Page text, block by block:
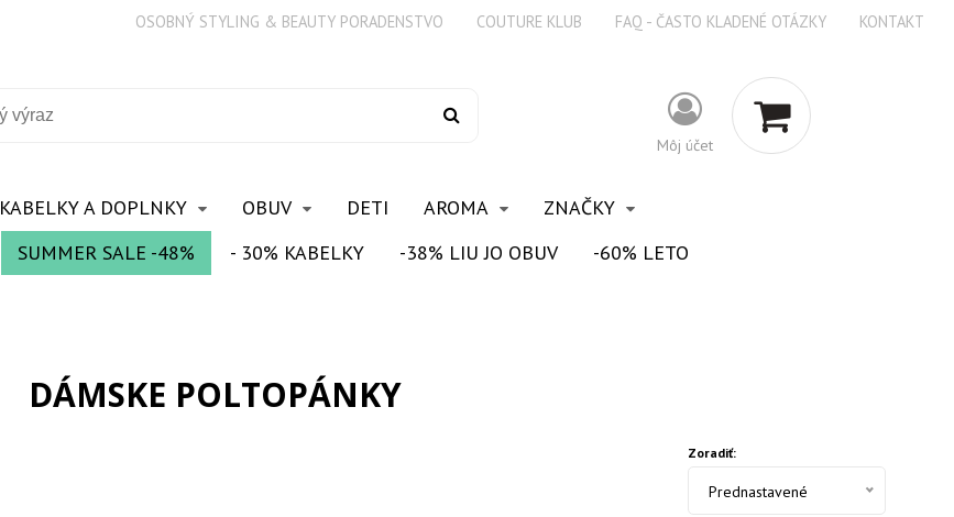
OSOBNÝ STYLING & BEAUTY PORADENSTVO COUTURE KLUB FAQ - ČASTO KLADENÉ OTÁZKY KONTAKT
Môj účet
KABELKY A DOPLNKY OBUV DETI AROMA
ZNAČKY
SUMMER SALE -48% - 30% KABELKY -38% LIU JO OBUV -60% LETO
DÁMSKE POLTOPÁNKY
Zoradiť:
Prednastavené